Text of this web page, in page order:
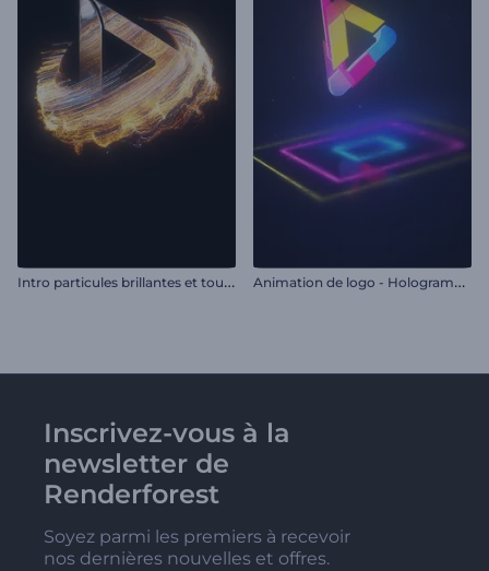
I
ntro particules brillantes et tourbillonnantes A
nimation de logo - Hologramme coloré
Inscrivez-vous à la
newsletter de
Renderforest
Soyez parmi les premiers à recevoir
nos dernières nouvelles et offres.